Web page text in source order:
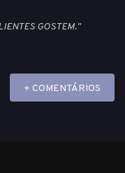
GOSTEM."
+ COMENTÁRIOS